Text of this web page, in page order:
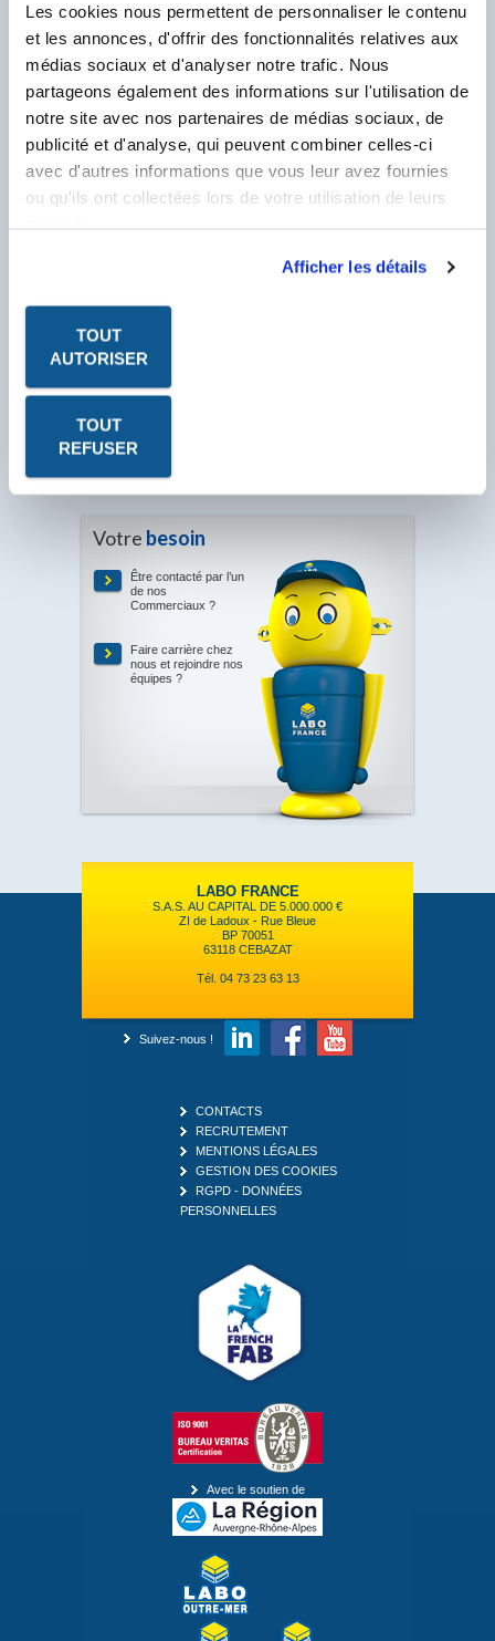
Les cookies nous permettent de personnaliser le contenu
et les annonces, d'offrir des fonctionnalités relatives aux
médias sociaux et d'analyser notre trafic. Nous
partageons également des informations sur l'utilisation de
notre site avec nos partenaires de médias sociaux, de
publicité et d'analyse, qui peuvent combiner celles-ci
avec d'autres informations que vous leur avez fournies
ou qu'ils ont collectées lors de votre utilisation de leurs
Afficher les détails
TOUT
AUTORISER
TOUT
REFUSER
N° Compte Client*
F
P.V. à télécharger sont au format PDF. Ce format nécessite
le logiciel Acrobat Reader. Cliquez sur l'icône pour le
Votre besoin
Être contacté par l’un
de nos
Commerciaux ?
Faire carrière chez
nous et rejoindre nos
équipes ?
LABO FRANCE
S.A.S. AU CAPITAL DE 5.000.000 €
ZI de Ladoux - Rue Bleue
BP 70051
63118 CEBAZAT
Tél. 04 73 23 63 13
Suivez-nous !
CONTACTS
RECRUTEMENT
MENTIONS LÉGALES
GESTION DES COOKIES
RGPD - DONNÉES
PERSONNELLES
Avec le soutien de